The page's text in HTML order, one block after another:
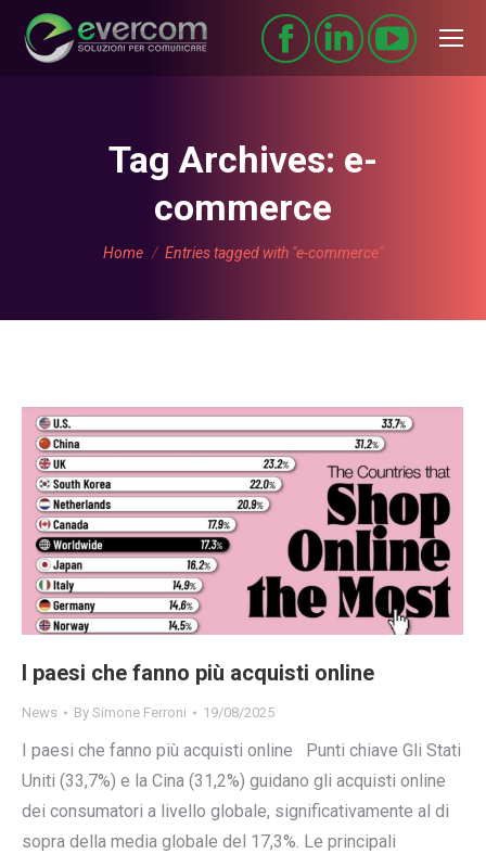
Tag Archives: e-
commerce
You are here:
Home Entries tagged with "e-commerce"
I paesi che fanno più acquisti online
News By Simone Ferroni 19/08/2025
I paesi che fanno più acquisti online Punti chiave Gli Stati
Uniti (33,7%) e la Cina (31,2%) guidano gli acquisti online
dei consumatori a livello globale, significativamente al di
sopra della media globale del 17,3%. Le principali